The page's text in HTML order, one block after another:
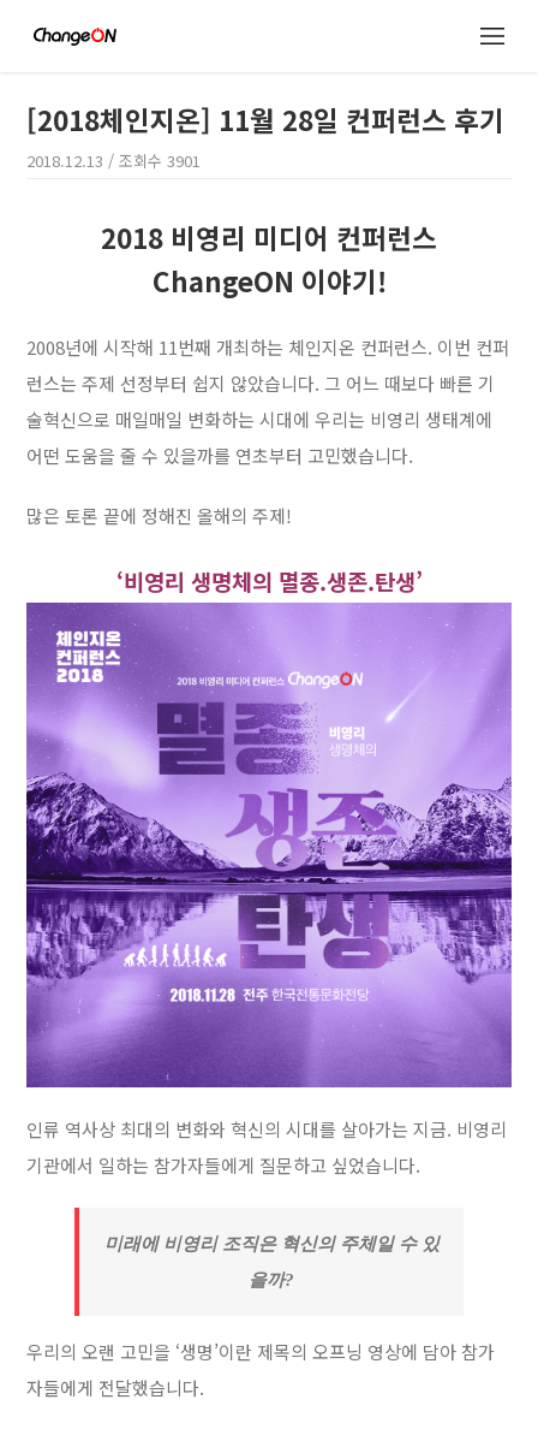
[2018체인지온] 11월 28일 컨퍼런스 후기
2018.12.13 / 조회수3901
2018 비영리 미디어 컨퍼런스
ChangeON 이야기!
2008년에 시작해 11번째 개최하는 체인지온 컨퍼런스. 이번 컨퍼
런스는 주제 선정부터 쉽지 않았습니다. 그 어느 때보다 빠른 기
술혁신으로 매일매일 변화하는 시대에 우리는 비영리 생태계에
어떤 도움을 줄 수 있을까를 연초부터 고민했습니다.
많은 토론 끝에 정해진 올해의 주제!
‘비영리 생명체의 멸종.생존.탄생’
인류 역사상 최대의 변화와 혁신의 시대를 살아가는 지금. 비영리
기관에서 일하는 참가자들에게 질문하고 싶었습니다.
미래에 비영리 조직은 혁신의 주체일 수 있
을까?
우리의 오랜 고민을 ‘생명’이란 제목의 오프닝 영상에 담아 참가
자들에게 전달했습니다.